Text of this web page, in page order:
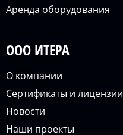
Аренда оборудования
ООО ИТЕРА
О компании
Сертификаты и лицензии
Новости
Наши проекты